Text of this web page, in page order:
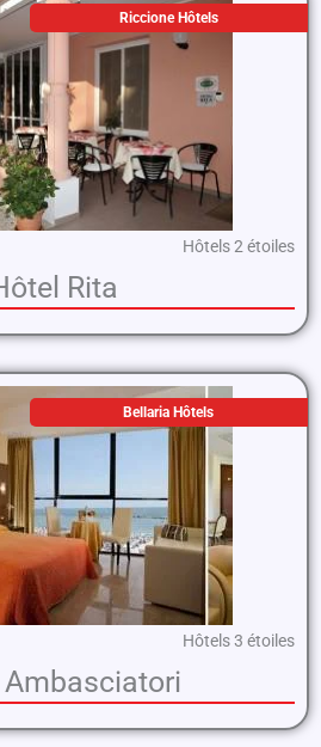
Riccione Hôtels
Hôtels 2 étoiles
Rita
Bellaria Hôtels
Hôtels 3 étoiles